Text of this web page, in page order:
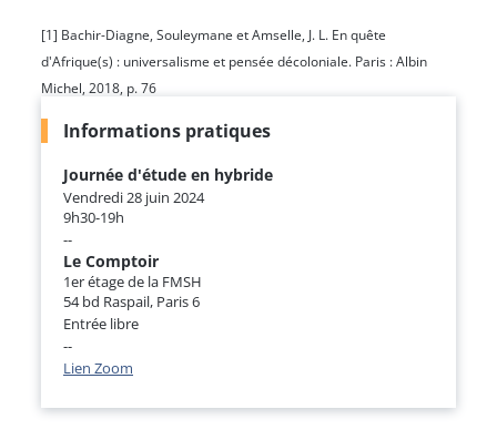
[1] Bachir-Diagne, Souleymane et Amselle, J. L. En quête
d'Afrique(s) : universalisme et pensée décoloniale. Paris : Albin
Michel, 2018, p. 76
Informations pratiques
Journée d'étude en hybride
Vendredi 28 juin 2024
9h30-19h
--
Le Comptoir
1er étage de la FMSH
54 bd Raspail, Paris 6
Entrée libre
--
Lien Zoom